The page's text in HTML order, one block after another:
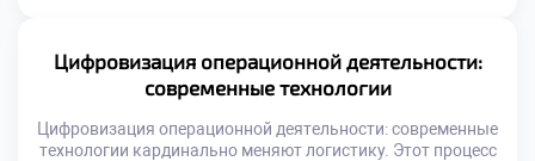
Гармония между отделами создает устойчивое
конкурентное преимущество на рынке. Конфликт
интересов между продажами и операциями является
классической […]
Цифровизация операционной деятельности:
современные технологии
Цифровизация операционной деятельности: современные
технологии кардинально меняют логистику. Этот процесс